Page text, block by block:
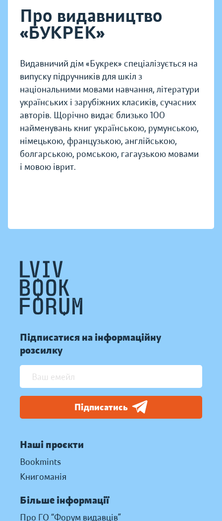
Про видавництво
«БУКРЕК»
Видавничий дім «Букрек» спеціалізується на
випуску підручників для шкіл з
національними мовами навчання, літератури
українських і зарубіжних класиків, сучасних
авторів. Щорічно видає близько 100
найменувань книг українською, румунською,
німецькою, французькою, англійською,
болгарською, ромською, гагаузькою мовами
і мовою іврит.
Підписатися на інформаційну
розсилку
Підписатись
Наші проєкти
Bookmints
Книгоманія
Більше інформації
Про ГО “Форум видавців”